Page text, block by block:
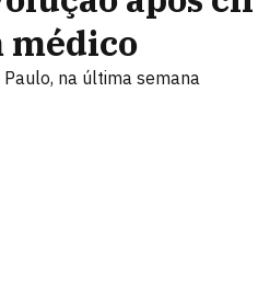
médico
na última semana